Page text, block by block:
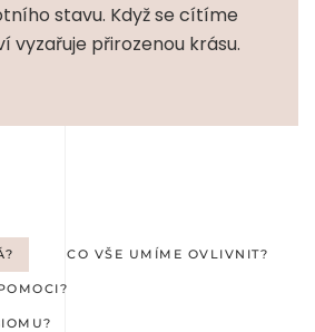
stavu. Když se cítíme
vyzařuje přirozenou krásu.
CO VŠE UMÍME OVLIVNIT?